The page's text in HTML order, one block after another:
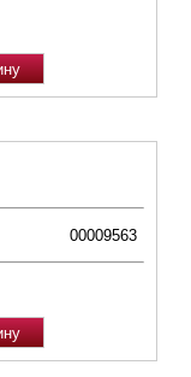
00009563